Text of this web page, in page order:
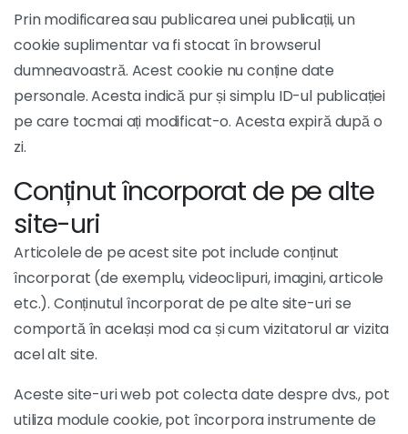
Prin modificarea sau publicarea unei publicații, un
cookie suplimentar va fi stocat în browserul
dumneavoastră. Acest cookie nu conține date
personale. Acesta indică pur și simplu ID-ul publicației
pe care tocmai ați modificat-o. Acesta expiră după o
zi.
Conținut încorporat de pe alte
site-uri
Articolele de pe acest site pot include conținut
încorporat (de exemplu, videoclipuri, imagini, articole
etc.). Conținutul încorporat de pe alte site-uri se
comportă în același mod ca și cum vizitatorul ar vizita
acel alt site.
Aceste site-uri web pot colecta date despre dvs., pot
utiliza module cookie, pot încorpora instrumente de